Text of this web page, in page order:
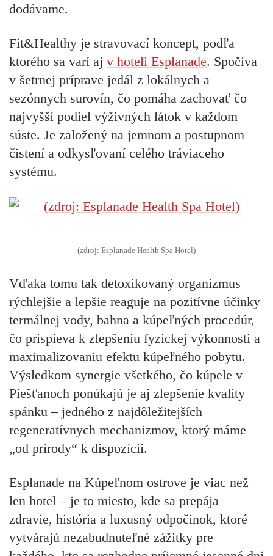
dodávame.
Fit&Healthy je stravovací koncept, podľa
ktorého sa varí aj v hoteli Esplanade. Spočíva
v šetrnej príprave jedál z lokálnych a
sezónnych surovín, čo pomáha zachovať čo
najvyšší podiel výživných látok v každom
súste. Je založený na jemnom a postupnom
čistení a odkysľovaní celého tráviaceho
systému.
(zdroj: Esplanade Health Spa Hotel)
Vďaka tomu tak detoxikovaný organizmus
rýchlejšie a lepšie reaguje na pozitívne účinky
termálnej vody, bahna a kúpeľných procedúr,
čo prispieva k zlepšeniu fyzickej výkonnosti a
maximalizovaniu efektu kúpeľného pobytu.
Výsledkom synergie všetkého, čo kúpele v
Piešťanoch ponúkajú je aj zlepšenie kvality
spánku – jedného z najdôležitejších
regeneratívnych mechanizmov, ktorý máme
„od prírody“ k dispozícii.
Esplanade na Kúpeľnom ostrove je viac než
len hotel – je to miesto, kde sa prepája
zdravie, história a luxusný odpočinok, ktoré
vytvárajú nezabudnuteľné zážitky pre